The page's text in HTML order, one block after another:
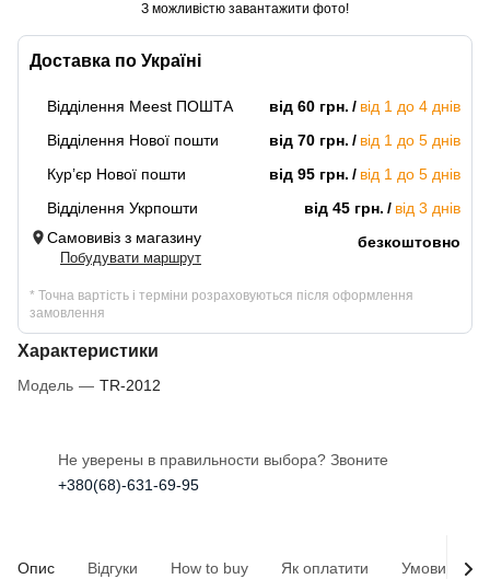
Доставка по Україні
Відділення Meest ПОШТА від 60 грн.
від 1 до 4 днів
Відділення Нової пошти
від 70 грн.
від 1 до 5 днів
Кур’єр Нової пошти
від 95 грн.
від 1 до 5 днів
Відділення Укрпошти
від 45 грн.
від 3 днів
Самовивіз з магазину
Побудувати маршрут
безкоштовно
* Точна вартість і терміни розраховуються після оформлення
замовлення
Характеристики
Модель — TR-2012
З можливістю завантажити фото!
Не уверены в правильности выбора? Звоните
+380(68)-631-69-95
Опис Відгуки How to buy Як оплатити Умови